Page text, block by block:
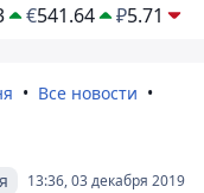
€541.64 ₽5.71
Все новости
13:36, 03 декабря 2019